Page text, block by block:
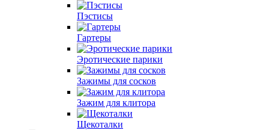
Пэстисы
Гартеры
Эротические парики
Зажимы для сосков
Зажим для клитора
Щекоталки